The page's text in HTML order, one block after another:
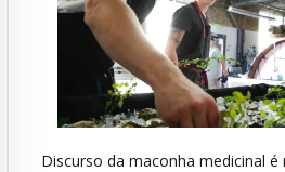
Discurso da maconha medicinal